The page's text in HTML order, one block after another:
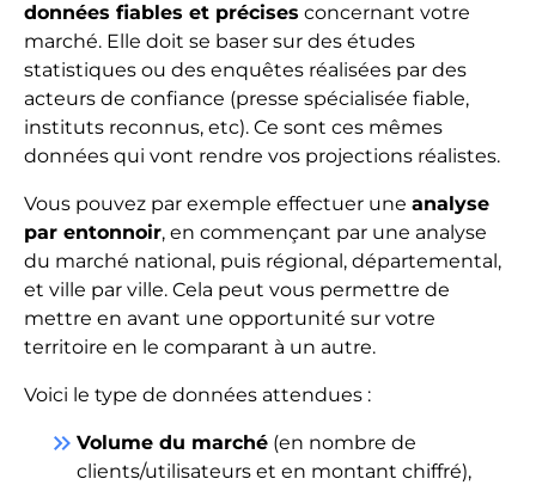
données fiables et précises concernant votre
marché. Elle doit se baser sur des études
statistiques ou des enquêtes réalisées par des
acteurs de confiance (presse spécialisée fiable,
instituts reconnus, etc). Ce sont ces mêmes
données qui vont rendre vos projections réalistes.
Vous pouvez par exemple effectuer une analyse
par entonnoir, en commençant par une analyse
du marché national, puis régional, départemental,
et ville par ville. Cela peut vous permettre de
mettre en avant une opportunité sur votre
territoire en le comparant à un autre.
Voici le type de données attendues :
keyboard_double_arrow_right Volume du marché (en nombre de
clients/utilisateurs et en montant chiffré),